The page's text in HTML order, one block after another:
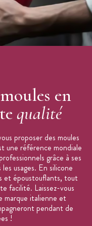
en
qualité
proposer des moules
une référence mondiale
grâce à ses
usages. En silicone
et époustouflants, tout
facilité. Laissez-vous
marque italienne et
pendant de
!